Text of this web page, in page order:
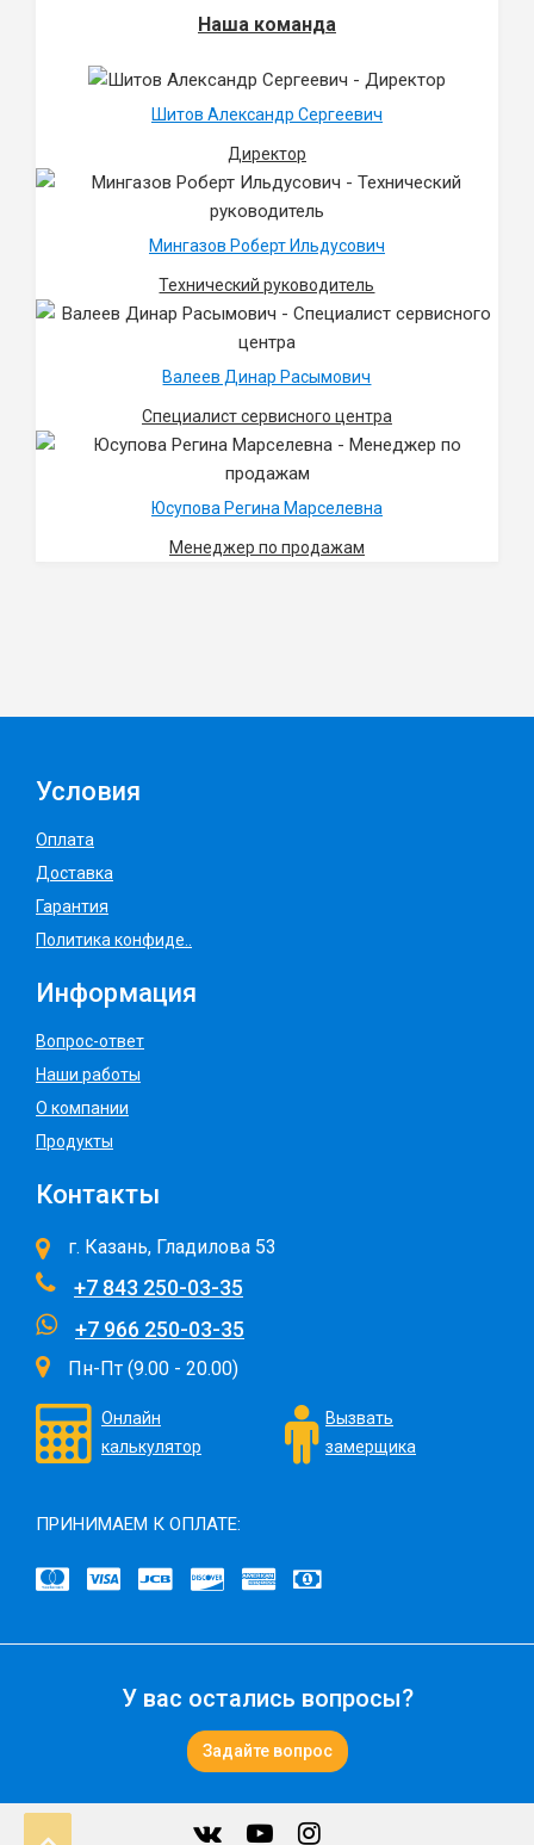
Наша команда
Шитов Александр Сергеевич
Директор
Мингазов Роберт Ильдусович
Технический руководитель
Валеев Динар Расымович
Специалист сервисного центра
Юсупова Регина Марселевна
Менеджер по продажам
Условия
Оплата
Доставка
Гарантия
Политика конфиде..
Информация
Вопрос-ответ
Наши работы
О компании
Продукты
Контакты
г. Казань, Гладилова 53
+7 843 250-03-35
+7 966 250-03-35
Пн-Пт (9.00 - 20.00)
Онлайн
калькулятор
Вызвать
замерщика
ПРИНИМАЕМ К ОПЛАТЕ:
У вас остались вопросы?
Задайте вопрос